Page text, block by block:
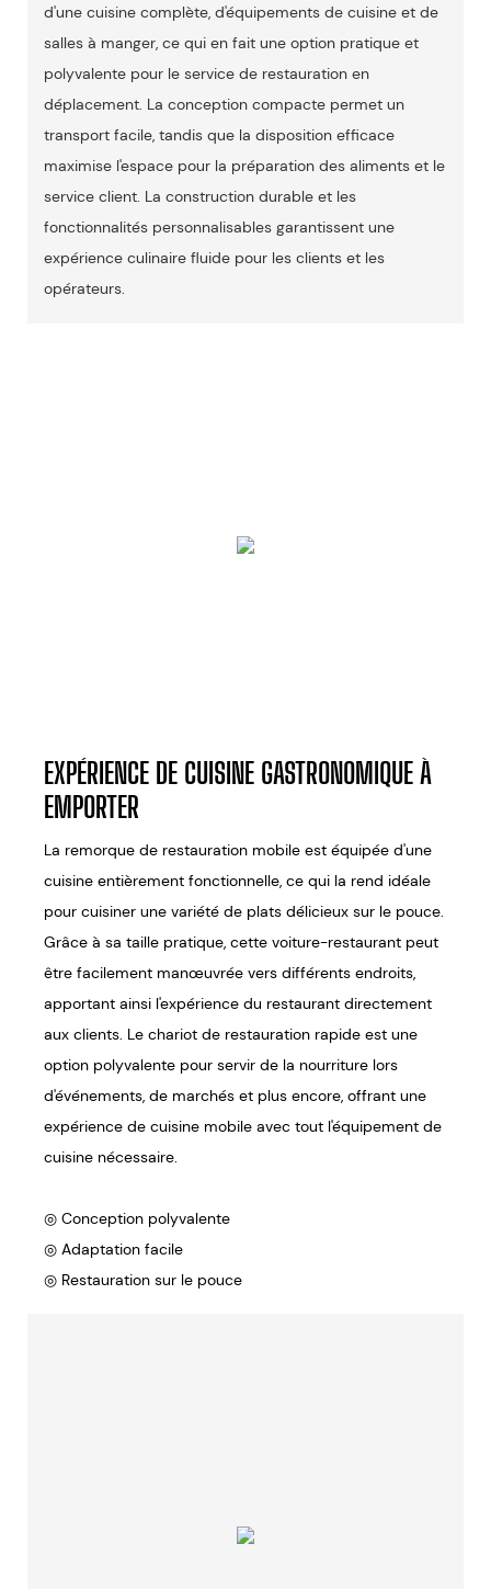
d'une cuisine complète, d'équipements de cuisine et de
salles à manger, ce qui en fait une option pratique et
polyvalente pour le service de restauration en
déplacement. La conception compacte permet un
transport facile, tandis que la disposition efficace
maximise l'espace pour la préparation des aliments et le
service client. La construction durable et les
fonctionnalités personnalisables garantissent une
expérience culinaire fluide pour les clients et les
opérateurs.
EXPÉRIENCE DE CUISINE GASTRONOMIQUE À
EMPORTER
La remorque de restauration mobile est équipée d'une
cuisine entièrement fonctionnelle, ce qui la rend idéale
pour cuisiner une variété de plats délicieux sur le pouce.
Grâce à sa taille pratique, cette voiture-restaurant peut
être facilement manœuvrée vers différents endroits,
apportant ainsi l'expérience du restaurant directement
aux clients. Le chariot de restauration rapide est une
option polyvalente pour servir de la nourriture lors
d'événements, de marchés et plus encore, offrant une
expérience de cuisine mobile avec tout l'équipement de
cuisine nécessaire.
◎ Conception polyvalente
◎ Adaptation facile
◎ Restauration sur le pouce